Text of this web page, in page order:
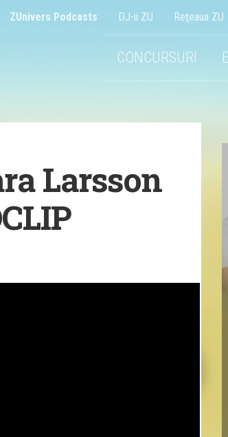
ZUnivers Podcasts DJ-ii ZU Reţeaua ZU
CONCURSURI
Larsson